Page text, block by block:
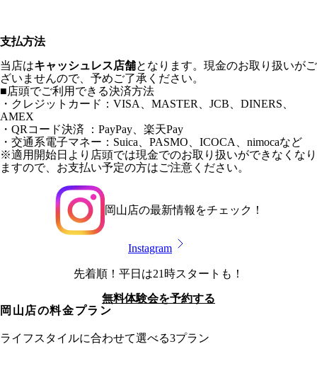
支払方法
当店はキャッシュレス店舗となります。現金のお取り扱いがご
ざいませんので、予めご了承ください。
■店頭でご利用できる決済方法
・クレジットカード：VISA、MASTER、JCB、DINERS、
AMEX
・QRコード決済 ：PayPay、楽天Pay
・交通系電子マネー：Suica、PASMO、ICOCA、nimocaなど
※適用開始日より店頭では現金でのお取り扱いができなくなり
ますので、お支払い予定の方はご注意ください。
岡山店の最新情報をチェック！
Instagram
先着順！平日は21時スタートも！
無料体験会を予約する
岡山店の料金プラン
ライフスタイルに合わせて選べる3プラン